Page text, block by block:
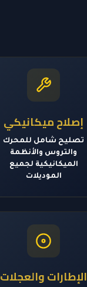
إصلاح ميكانيكي
تصليح شامل للمحرك
والتروس والأنظمة
الميكانيكية لجميع
الموديلات
الإطارات والعجلات